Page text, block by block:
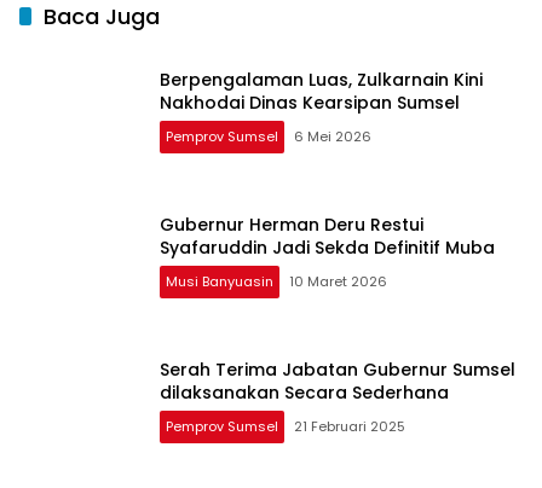
Baca Juga
Berpengalaman Luas, Zulkarnain Kini
Nakhodai Dinas Kearsipan Sumsel
Pemprov Sumsel 6 Mei 2026
Gubernur Herman Deru Restui
Syafaruddin Jadi Sekda Definitif Muba
Musi Banyuasin 10 Maret 2026
Serah Terima Jabatan Gubernur Sumsel
dilaksanakan Secara Sederhana
Pemprov Sumsel 21 Februari 2025